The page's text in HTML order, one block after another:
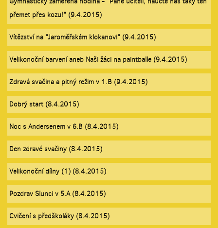
přemet přes kozu!" (9.4.2015)
Vítězství na "Jaroměřském klokanovi" (9.4.2015)
Velikonoční barvení aneb Naši žáci na paintballe (9.4.2015)
Zdravá svačina a pitný režim v 1.B (9.4.2015)
Dobrý start (8.4.2015)
Noc s Andersenem v 6.B (8.4.2015)
Den zdravé svačiny (8.4.2015)
Velikonoční dílny (1) (8.4.2015)
Pozdrav Slunci v 5.A (8.4.2015)
Cvičení s předškoláky (8.4.2015)